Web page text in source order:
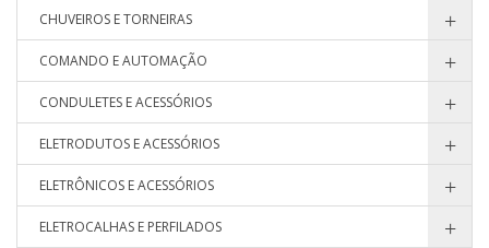
CHUVEIROS E TORNEIRAS
COMANDO E AUTOMAÇÃO
CONDULETES E ACESSÓRIOS
ELETRODUTOS E ACESSÓRIOS
ELETRÔNICOS E ACESSÓRIOS
ELETROCALHAS E PERFILADOS